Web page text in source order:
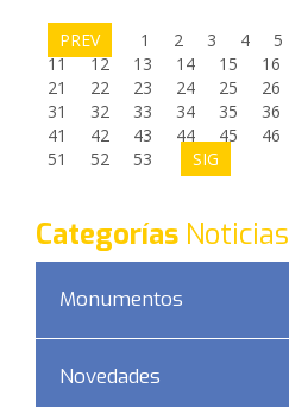
PREV 1 2 3 4 5
11
12 13 14 15 16
21
22 23 24 25 26
31
32 33 34 35 36
41
42 43 44 45 46
51
52 53 SIG
Categorías Noticias
Monumentos
Novedades